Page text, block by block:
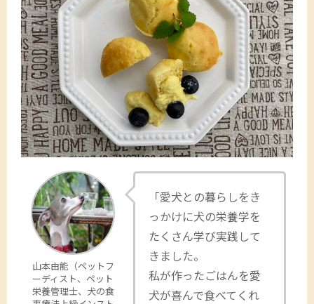
山本由能（ペットフ
ーディスト、ペット
栄養管理士、犬の食
「愛犬との暮らしをき
っかけに犬の栄養学を
たくさん学び実践して
きました。
私が作ったごはんを愛
犬が喜んで食べてくれ